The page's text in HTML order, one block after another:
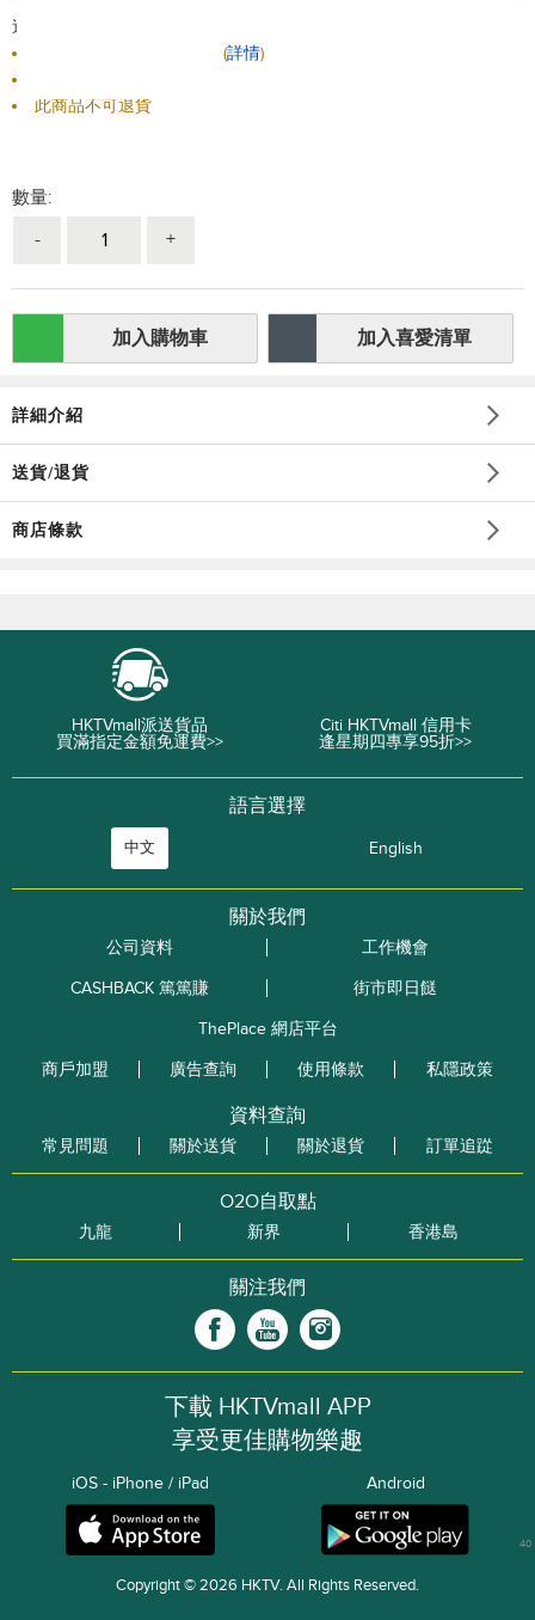
送貨/退貨:
(詳情)
此商品不可退貨
數量:
- +
加入購物車 加入喜愛清單
詳細介紹
送貨/退貨
商店條款
HKTVmall派送貨品
買滿指定金額免運費>>
Citi HKTVmall 信用卡
逢星期四專享95折>>
語言選擇
中文 English
關於我們
公司資料
工作機會
CASHBACK 篤篤賺
街市即日餸
ThePlace 網店平台
商戶加盟
廣告查詢 使用條款 私隱政策
資料查詢
常見問題 關於送貨 關於退貨 訂單追踨
O2O自取點
九龍 新界 香港島
關注我們
下載 HKTVmall APP
享受更佳購物樂趣
iOS - iPhone / iPad Android
Copyright © 2026 HKTV. All Rights Reserved.
40